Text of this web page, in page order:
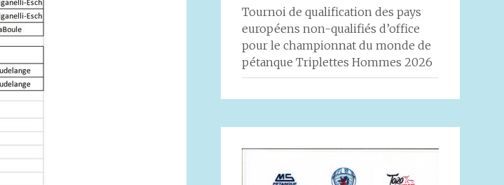
Tournoi de qualification des pays
européens non-qualifiés d’office
pour le championnat du monde de
pétanque Triplettes Hommes 2026